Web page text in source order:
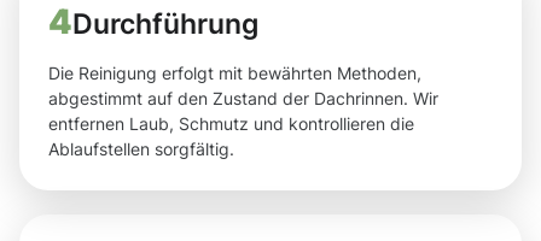
4Durchführung
Die Reinigung erfolgt mit bewährten Methoden,
abgestimmt auf den Zustand der Dachrinnen. Wir
entfernen Laub, Schmutz und kontrollieren die
Ablaufstellen sorgfältig.